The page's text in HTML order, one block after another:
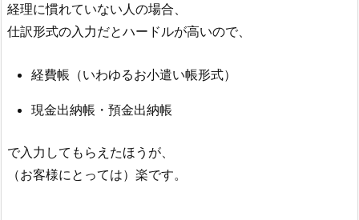
経理に慣れていない人の場合、
仕訳形式の入力だとハードルが高いので、
経費帳（いわゆるお小遣い帳形式）
現金出納帳・預金出納帳
で入力してもらえたほうが、
（お客様にとっては）楽です。